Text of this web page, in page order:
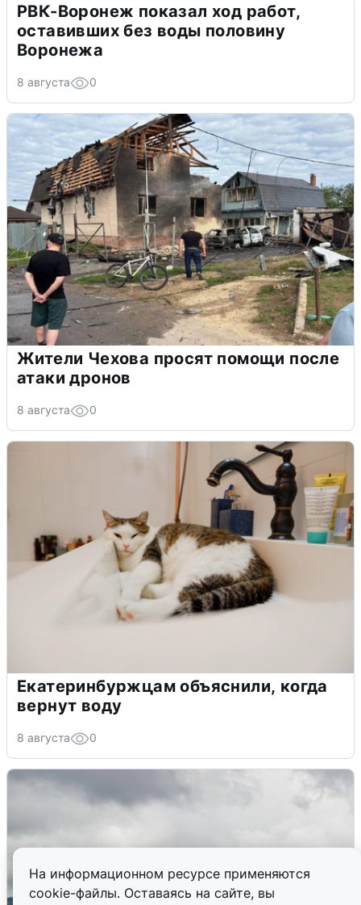
На информационном ресурсе применяются
cookie-файлы. Оставаясь на сайте, вы
РВК-Воронеж показал ход работ,
оставивших без воды половину
Воронежа
8 августа 0
Жители Чехова просят помощи после
атаки дронов
8 августа 0
Екатеринбуржцам объяснили, когда
вернут воду
8 августа 0